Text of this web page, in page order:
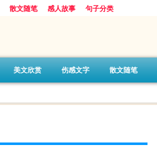
散文随笔 感人故事 句子分类
美文欣赏 伤感文字 散文随笔